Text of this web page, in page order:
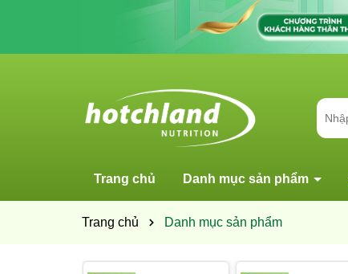
Trang chủ Danh mục sản phẩm
Trang chủ Danh mục sản phẩm